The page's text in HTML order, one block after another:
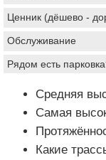
Ценник (дёшево -
Обслуживание
Рядом есть
Средняя
Самая
Какие